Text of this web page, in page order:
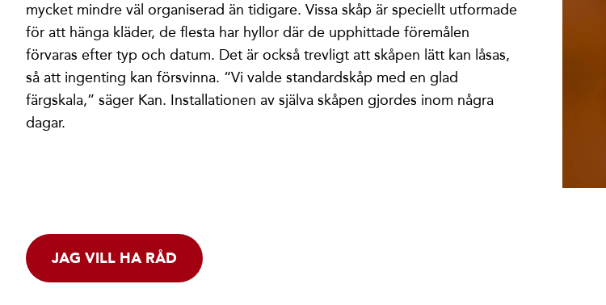
mycket mindre väl organiserad än tidigare. Vissa skåp är speciellt utformade
för att hänga kläder, de flesta har hyllor där de upphittade föremålen
förvaras efter typ och datum. Det är också trevligt att skåpen lätt kan låsas,
så att ingenting kan försvinna. “Vi valde standardskåp med en glad
färgskala,” säger Kan. Installationen av själva skåpen gjordes inom några
dagar.
JAG VILL HA RÅD